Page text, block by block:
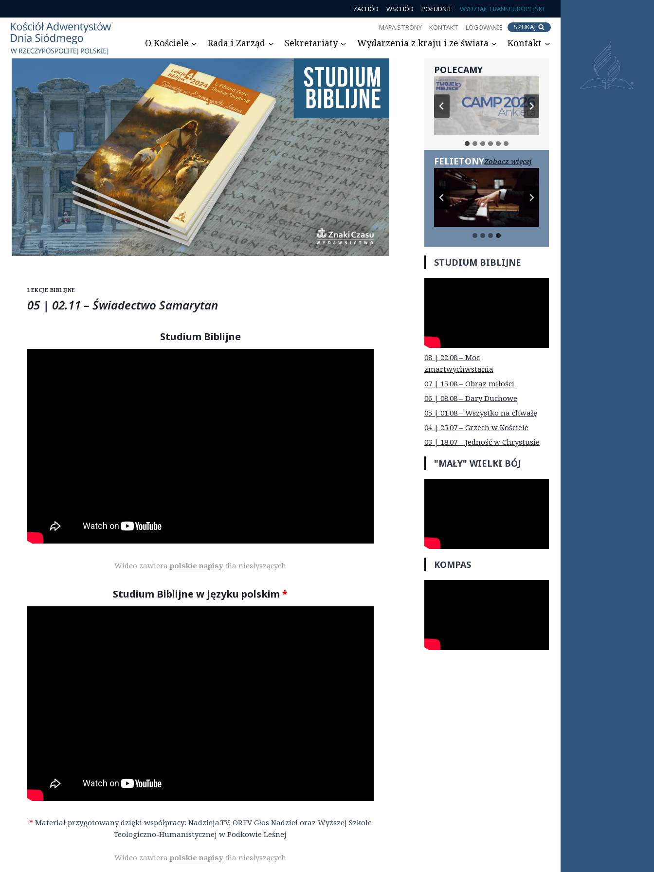
do
treści
ZACHÓD WSCHÓD POŁUDNIE WYDZIAŁ TRANSEUROPEJSKI
MAPA STRONY KONTAKT LOGOWANIE SZUKAJ
O Kościele Rada i Zarząd Sekretariaty Wydarzenia z kraju i ze świata Kontakt
LEKCJE BIBLIJNE
05 | 02.11 – Świadectwo Samarytan
Studium Biblijne
Wideo zawierapolskie napisy dla niesłyszących
Studium Biblijne w języku polskim*
* Materiał przygotowany dzięki współpracy: Nadzieja.TV, ORTV Głos Nadziei oraz Wyższej Szkole
Teologiczno-Humanistycznej w Podkowie Leśnej
Wideo zawierapolskie napisy dla niesłyszących
POLECAMY
FELIETONYZobacz więcej
STUDIUM BIBLIJNE
08 | 22.08 – Moc
zmartwychwstania
07 | 15.08 – Obraz miłości
06 | 08.08 – Dary Duchowe
05 | 01.08 – Wszystko na chwałę
04 | 25.07 – Grzech w Kościele
03 | 18.07 – Jedność w Chrystusie
"MAŁY" WIELKI BÓJ
KOMPAS